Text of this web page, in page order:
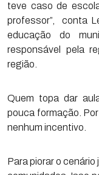
teve caso de
professor”, conta
educação do
responsável pela
região.
Quem topa dar
pouca formação.
nenhum incentivo.
Para piorar o